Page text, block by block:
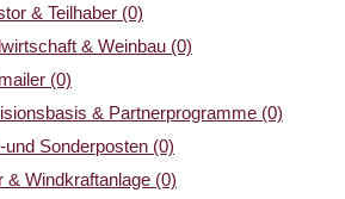
& Teilhaber (0)
& Weinbau (0)
(0)
& Partnerprogramme (0)
und Sonderposten (0)
& Windkraftanlage (0)